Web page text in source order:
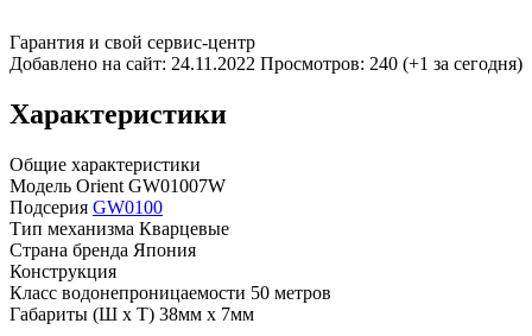
Гарантия и свой сервис-центр
Добавлено на сайт: 24.11.2022 Просмотров: 240 (+1 за сегодня)
Характеристики
Общие характеристики
Модель Orient GW01007W
Подсерия GW0100
Тип механизма Кварцевые
Страна бренда Япония
Конструкция
Класс водонепроницаемости 50 метров
Габариты (Ш x Т) 38мм x 7мм